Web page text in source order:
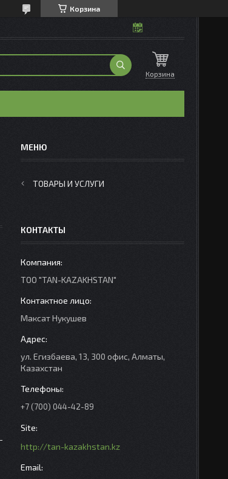
Корзина
Корзина
ТОВАРЫ И УСЛУГИ
КОНТАКТЫ
ТОО "TAN-KAZAKHSTAN"
Максат Нукушев
ул. Егизбаева, 13, 300 офис, Алматы,
Казахстан
+7 (700) 044-42-89
http://tan-kazakhstan.kz